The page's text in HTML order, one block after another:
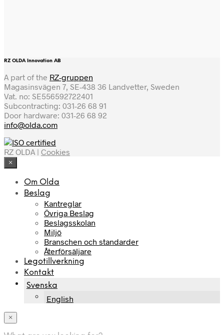
RZ OLDA Innovation AB
A part of the RZ-gruppen
Magasinsvägen 7, SE-438 36 Landvetter, Sweden
Vat. no: SE556592722401
Subcontracting: 031-26 68 91
Door hardware: 031-26 68 92
info@olda.com
RZ OLDA | Cookies
×
Om Olda
Beslag
Kantreglar
Övriga Beslag
Beslagsskolan
Miljö
Branschen och standarder
Återförsäljare
Legotillverkning
Kontakt
Svenska
English
×